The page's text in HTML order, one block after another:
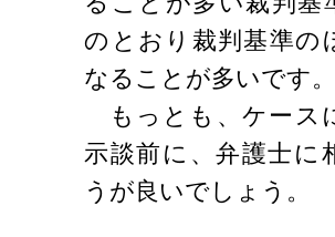
のとおり裁判基準の
なることが多いです。
もっとも、ケース
示談前に、弁護士に
うが良いでしょう。